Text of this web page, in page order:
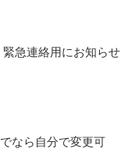
急連絡用にお知らせ
なら自分で変更可